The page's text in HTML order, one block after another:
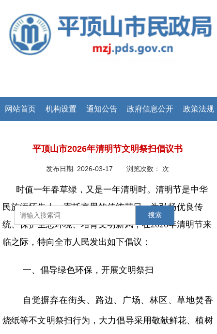
搜索
网站首页 机构设置 通知公告 政府信息公开 政策法规
平顶山市2026年清明节文明祭扫倡议书
发布日期: 2026-03-17 浏览次数： 次
时值一年春草绿，又是一年清明时。清明节是中华
民族缅怀先人、寄托哀思的传统节日。为弘扬优良传
统、保护生态环境、培育文明新风，在2026年清明节来
临之际，特向全市人民发出如下倡议：
一、倡导绿色环保，开展文明祭扫
自觉摒弃在街头、路边、广场、林区、草地焚香
烧纸等不文明祭扫行为，大力倡导采用敬献鲜花、植树